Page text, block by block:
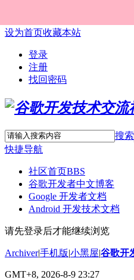
设为首页收藏本站
登录
注册
找回密码
搜索
快捷导航
社区首页BBS
谷歌开发者中文博客
Google 开发者文档
Android 开发技术文档
请先登录后才能继续浏览
Archiver|手机版|小黑屋|谷歌开
GMT+8, 2026-8-9 23:27